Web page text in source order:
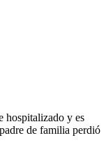
hospitalizado y es
de familia perdió